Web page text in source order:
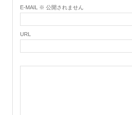
E-MAIL ※ 公開されません
URL